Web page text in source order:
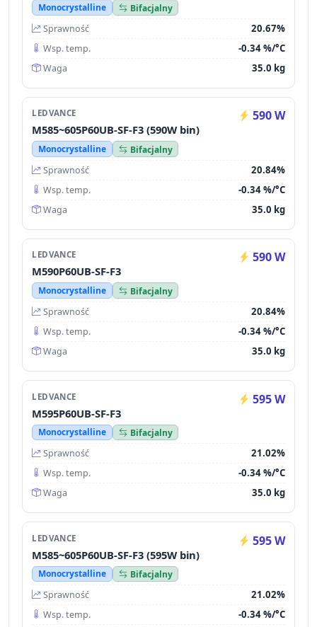
Monocrystalline
Bifacjalny
Sprawność
20.67%
Wsp. temp. -0.34 %/°C
Waga 35.0 kg
LEDVANCE 590 W
M585~605P60UB-SF-F3 (590W bin)
Monocrystalline
Bifacjalny
Sprawność
20.84%
Wsp. temp. -0.34 %/°C
Waga 35.0 kg
LEDVANCE 590 W
M590P60UB-SF-F3
Monocrystalline
Bifacjalny
Sprawność
20.84%
Wsp. temp. -0.34 %/°C
Waga 35.0 kg
LEDVANCE 595 W
M595P60UB-SF-F3
Monocrystalline
Bifacjalny
Sprawność
21.02%
Wsp. temp. -0.34 %/°C
Waga 35.0 kg
LEDVANCE 595 W
M585~605P60UB-SF-F3 (595W bin)
Monocrystalline
Bifacjalny
Sprawność
21.02%
Wsp. temp. -0.34 %/°C